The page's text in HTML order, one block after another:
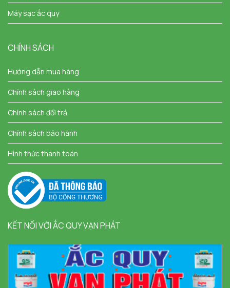
Máy sạc ắc quy
CHÍNH SÁCH
Hướng dẫn mua hàng
Chính sách giao hàng
Chính sách đổi trả
Chính sách bảo hành
Hình thức thanh toán
KẾT NỐI VỚI ẮC QUY VẠN PHÁT